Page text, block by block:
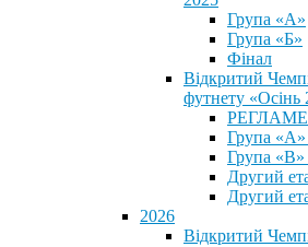
Група «А»
Група «Б»
Фінал
Відкритий
футнету «Осінь
Група
Група
Другий
Другий
2026
Відкритий